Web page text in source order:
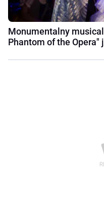
Monumentalny
Phantom of the Opera"